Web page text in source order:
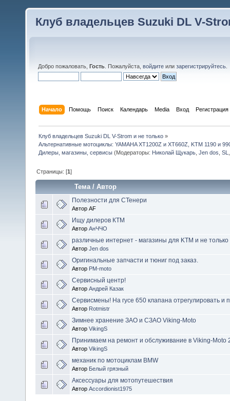
Клуб владельцев Suzuki DL V-
Добро пожаловать, Гость . Пожалуйста, войдите или зарегистрируйтесь
Начало Помощь Поиск Календарь Media Вход Регистрация
Клуб владельцев Suzuki DL V-Strom и не только »
Альтернативные мотоциклы: YAMAHA XT1200Z и XT660Z, KTM 1190 и
Дилеры, магазины, сервисы (Модераторы: Николай Щукарь ,Jen dos ,SL
Страницы: [1]
Тема/Автор
Полезности для СТенери
Автор AF
Ищу дилеров КТМ
Автор АнЧЧО
различные интернет - магазины для KTM и не только
Автор Jen dos
Оригинальные запчасти и тюниг под заказ.
Автор PM-moto
Сервисный центр!
Автор Андрей Казак
Сервисмены! На гусе 650 клапана отрегулировать и
Автор Rotmistr
Зимнее хранение ЗАО и СЗАО Viking-Moto
Автор VikingS
Принимаем на ремонт и обслуживание в Viking-Moto
Автор VikingS
механик по мотоциклам BMW
Автор Белый грязный
Аксессуары для мотопутешествия
Автор Accordionist1975